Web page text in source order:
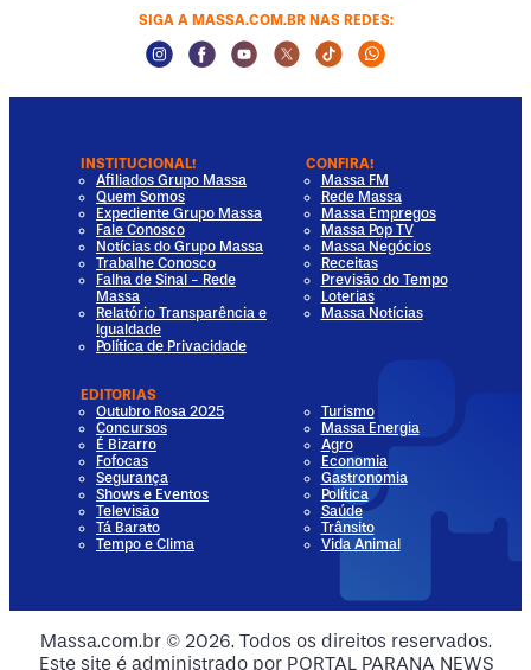
Media
Media
SIGA A MASSA.COM.BR NAS REDES:
Instagram Social Media
Facebook Social Media
Youtube Social Media
Twitter Social Media
Tiktok Social Media
Whatsapp
INSTITUCIONAL!
Afiliados Grupo Massa
Quem Somos
Expediente Grupo Massa
Fale Conosco
Notícias do Grupo Massa
Trabalhe Conosco
Falha de Sinal - Rede
Massa
Relatório Transparência e
Igualdade
Política de Privacidade
CONFIRA!
Massa FM
Rede Massa
Massa Empregos
Massa Pop TV
Massa Negócios
Receitas
Previsão do Tempo
Loterias
Massa Notícias
EDITORIAS
Outubro Rosa 2025
Concursos
É Bizarro
Fofocas
Segurança
Shows e Eventos
Televisão
Tá Barato
Tempo e Clima
Turismo
Massa Energia
Agro
Economia
Gastronomia
Política
Saúde
Trânsito
Vida Animal
Massa.com.br © 2026. Todos os direitos reservados.
Este site é administrado por PORTAL PARANA NEWS